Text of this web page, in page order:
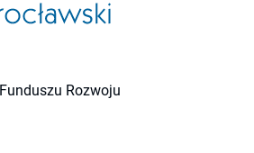
Rozwoju